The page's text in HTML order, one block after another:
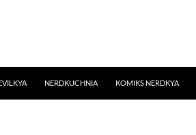
NERDKUCHNIA KOMIKS NERDKYA